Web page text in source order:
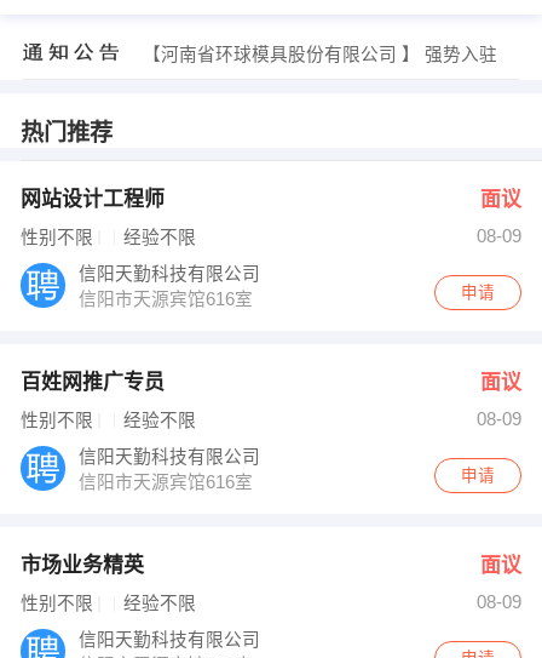
【河南省环球模具股份有限公司 】 强势入驻
徐宏军 发布 [市场业务精英 ] 招聘信息
曹先生 发布 [人事专员 ] 招聘信息
【信阳东函企业管理有限公司】 强势入驻
热门推荐
网站设计工程师 面议
性别不限 经验不限
08-09
信阳天勤科技有限公司
信阳市天源宾馆616室
申请
百姓网推广专员 面议
性别不限 经验不限
08-09
信阳天勤科技有限公司
信阳市天源宾馆616室
申请
市场业务精英 面议
性别不限 经验不限
08-09
信阳天勤科技有限公司